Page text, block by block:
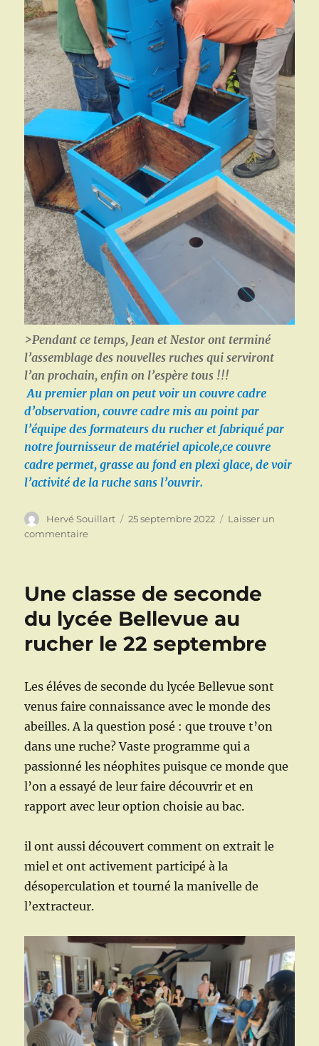
>Pendant ce temps, Jean et Nestor ont terminé
l’assemblage des nouvelles ruches qui serviront
l’an prochain, enfin on l’espère tous !!!
Au premier plan on peut voir un couvre cadre
d’observation, couvre cadre mis au point par
l’équipe des formateurs du rucher et fabriqué par
notre fournisseur de matériel apicole,ce couvre
cadre permet, grasse au fond en plexi glace, de voir
l’activité de la ruche sans l’ouvrir.
Auteur
Hervé Souillart
Publié
25 septembre 2022
Laisser un
commentairesur
formation
les
élèves
de
année
24
septembre.
Une classe de seconde
du lycée Bellevue au
rucher le 22 septembre
Les éléves de seconde du lycée Bellevue sont
venus faire connaissance avec le monde des
abeilles. A la question posé : que trouve t’on
dans une ruche? Vaste programme qui a
passionné les néophites puisque ce monde que
l’on a essayé de leur faire découvrir et en
rapport avec leur option choisie au bac.
il ont aussi découvert comment on extrait le
miel et ont activement participé à la
désoperculation et tourné la manivelle de
l’extracteur.